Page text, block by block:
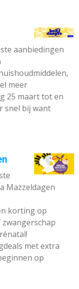
aanbiedingen
meer
25 maart tot en
snel bij want
Mazzeldagen
korting op
met extra
op